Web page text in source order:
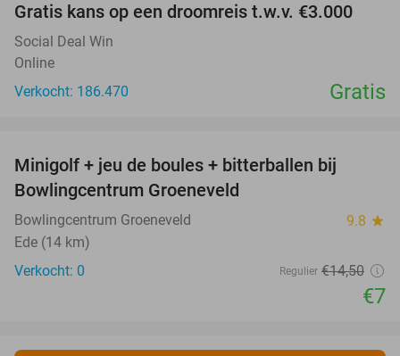
Gratis kans op een droomreis t.w.v. €3.000
Social Deal Win
Online
Verkocht: 186.470
Gratis
NEW
TODAY
Minigolf + jeu de boules + bitterballen bij
Bowlingcentrum Groeneveld
Bowlingcentrum Groeneveld 9.8 star
Ede (14 km)
Verkocht: 0
Regulier €14,50
€7